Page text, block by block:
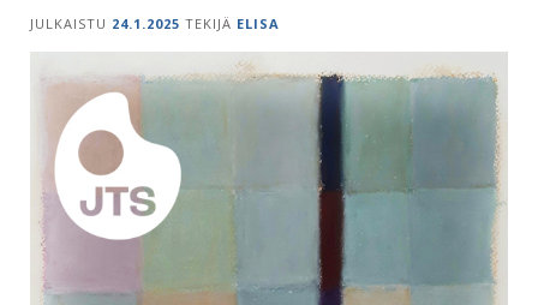
JULKAISTU 24.1.2025 TEKIJÄ ELISA